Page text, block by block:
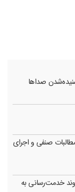
صداها
صنفی و اجرای
خدمت‌رسانی به